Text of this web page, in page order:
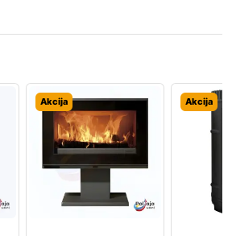
Akcija Akcija